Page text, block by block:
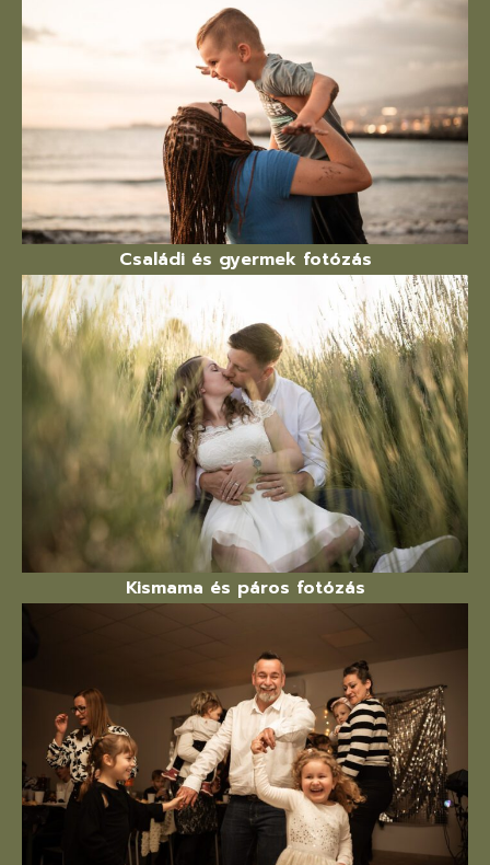
Családi és gyermek fotózás
Kismama és páros fotózás